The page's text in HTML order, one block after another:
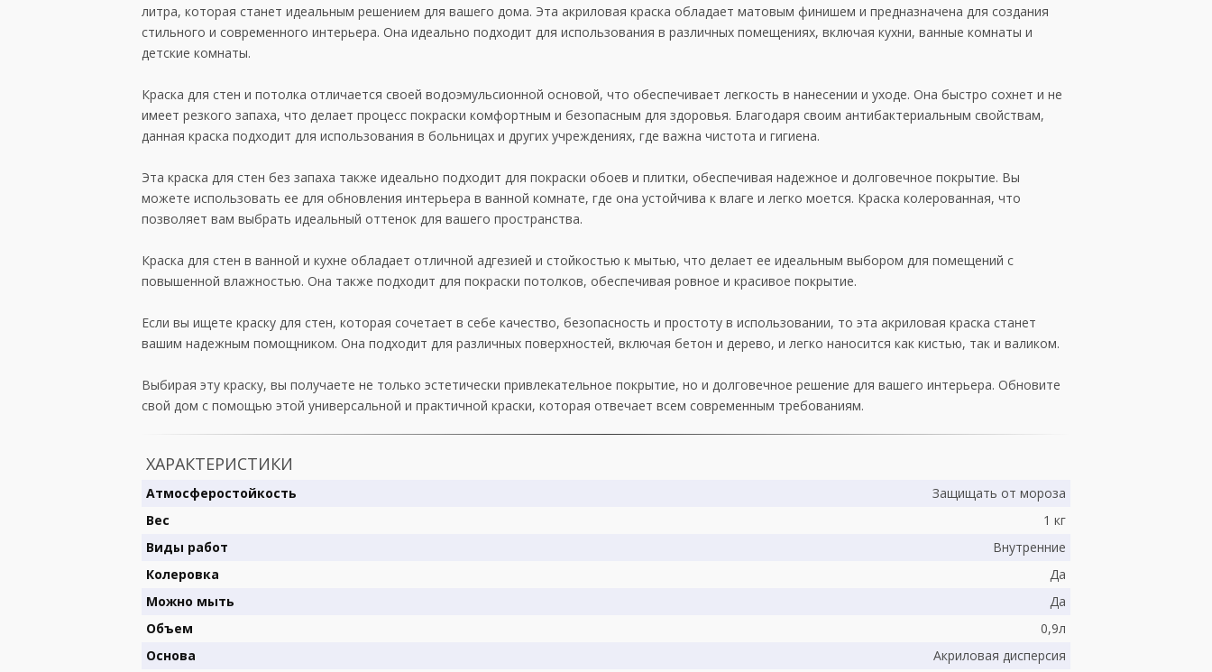
литра, которая станет идеальным решением для вашего дома. Эта акриловая краска обладает матовым финишем и предназначена для создания
стильного и современного интерьера. Она идеально подходит для использования в различных помещениях, включая кухни, ванные комнаты и
детские комнаты.
Краска для стен и потолка отличается своей водоэмульсионной основой, что обеспечивает легкость в нанесении и уходе. Она быстро сохнет и не
имеет резкого запаха, что делает процесс покраски комфортным и безопасным для здоровья. Благодаря своим антибактериальным свойствам,
данная краска подходит для использования в больницах и других учреждениях, где важна чистота и гигиена.
Эта краска для стен без запаха также идеально подходит для покраски обоев и плитки, обеспечивая надежное и долговечное покрытие. Вы
можете использовать ее для обновления интерьера в ванной комнате, где она устойчива к влаге и легко моется. Краска колерованная, что
позволяет вам выбрать идеальный оттенок для вашего пространства.
Краска для стен в ванной и кухне обладает отличной адгезией и стойкостью к мытью, что делает ее идеальным выбором для помещений с
повышенной влажностью. Она также подходит для покраски потолков, обеспечивая ровное и красивое покрытие.
Если вы ищете краску для стен, которая сочетает в себе качество, безопасность и простоту в использовании, то эта акриловая краска станет
вашим надежным помощником. Она подходит для различных поверхностей, включая бетон и дерево, и легко наносится как кистью, так и валиком.
Выбирая эту краску, вы получаете не только эстетически привлекательное покрытие, но и долговечное решение для вашего интерьера. Обновите
свой дом с помощью этой универсальной и практичной краски, которая отвечает всем современным требованиям.
ХАРАКТЕРИСТИКИ
Атмосферостойкость
Защищать от мороза
Вес
1 кг
Виды работ
Внутренние
Колеровка
Да
Можно мыть
Да
Объем
0,9л
Основа
Акриловая дисперсия